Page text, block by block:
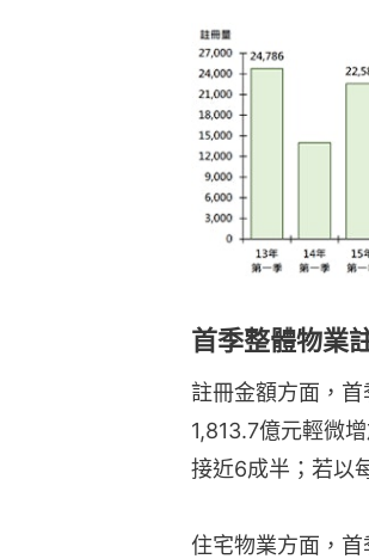
首季整體物業
註冊金額方面，首
1,813.7億元輕微
接近6成半；若以
住宅物業方面，